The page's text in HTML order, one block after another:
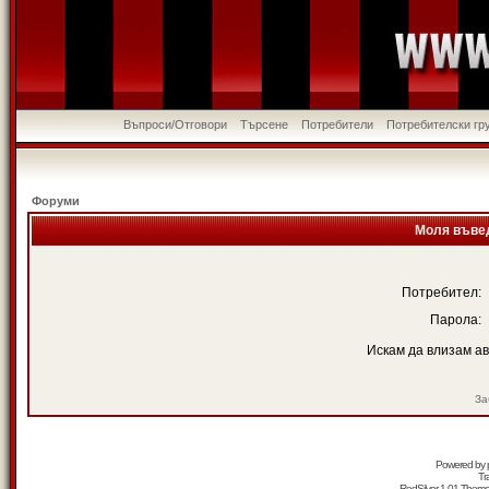
Въпроси/Отговори Търсене Потребители Потребителски
Форуми
Моля
Потребител:
Парола:
Искам да влизам
Powered by